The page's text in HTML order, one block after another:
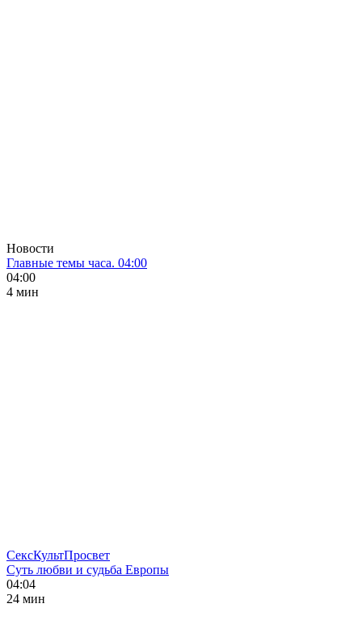
Новости
Главные темы часа. 04:00
04:00
4 мин
СексКультПросвет
Суть любви и судьба Европы
04:04
24 мин